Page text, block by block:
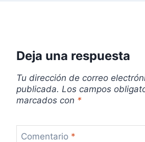
Deja una respuesta
Tu dirección de correo
publicada. Los campos
marcados con *
Comentario *